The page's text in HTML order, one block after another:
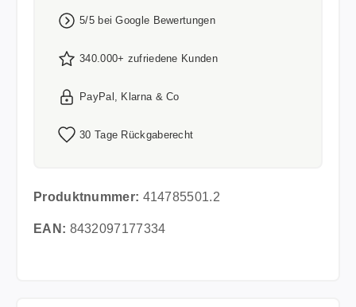
5/5 bei Google Bewertungen
340.000+ zufriedene Kunden
PayPal, Klarna & Co
30 Tage Rückgaberecht
Produktnummer: 414785501.2
EAN: 8432097177334